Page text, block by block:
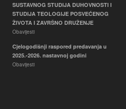
SUSTAVNOG STUDIJA DUHOVNOSTI I
STUDIJA TEOLOGIJE POSVEĆENOG
ŽIVOTA I ZAVRŠNO DRUŽENJE
Obavijesti
Cjelogodišnji raspored predavanja u
2025.-2026. nastavnoj godini
Obavijesti